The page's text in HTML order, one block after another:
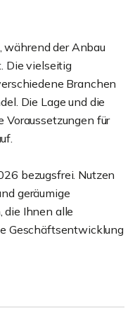
während der Anbau
Die vielseitig
Branchen
Die Lage und die
Voraussetzungen für
bezugsfrei. Nutzen
geräumige
die Ihnen alle
Geschäftsentwicklung